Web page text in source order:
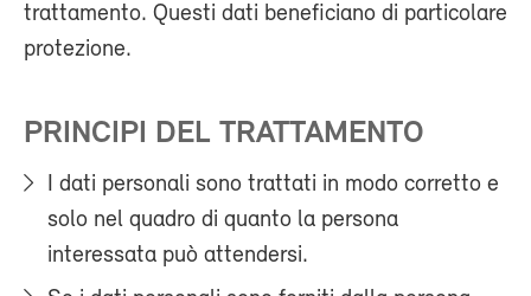
trattamento. Questi dati beneficiano di particolare
protezione.
PRINCIPI DEL TRATTAMENTO
I dati personali sono trattati in modo corretto e
solo nel quadro di quanto la persona
interessata può attendersi.